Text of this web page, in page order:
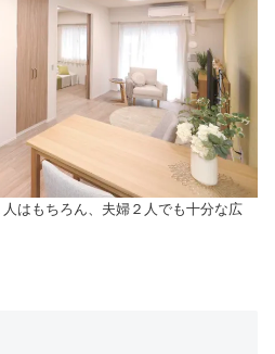
はもちろん、夫婦２人でも十分な広